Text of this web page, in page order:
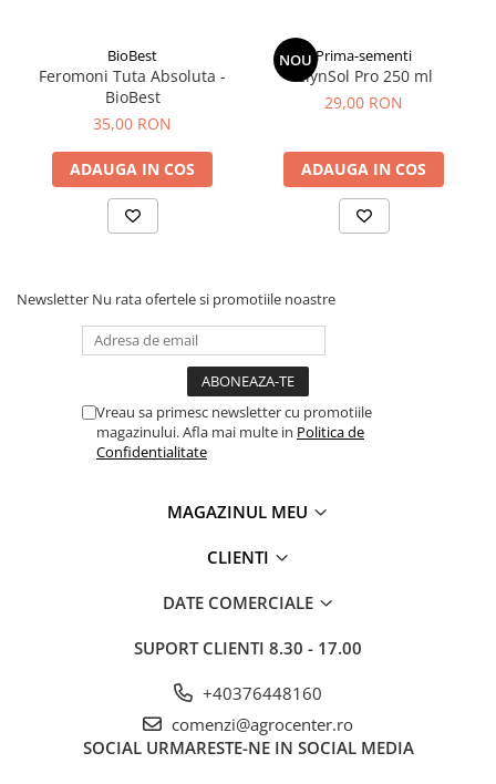
BioBest
Feromoni Tuta Absoluta -
BioBest
35,00 RON
ADAUGA IN COS
NOU Prima-sementi
ClynSol Pro 250 ml
29,00 RON
ADAUGA IN COS
Newsletter Nu rata ofertele si promotiile noastre
Vreau sa primesc newsletter cu promotiile
magazinului. Afla mai multe in Politica de
Confidentialitate
MAGAZINUL MEU
CLIENTI
DATE COMERCIALE
SUPORT CLIENTI 8.30 - 17.00
+40376448160
comenzi@agrocenter.ro
SOCIAL URMARESTE-NE IN SOCIAL MEDIA